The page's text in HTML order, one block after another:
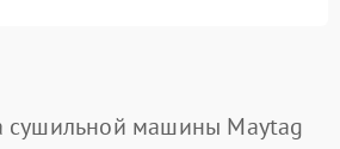
сушильной машины Maytag